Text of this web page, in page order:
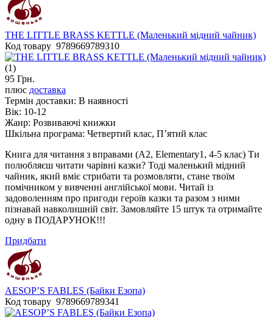
THE LITTLE BRASS KETTLE (Маленький мідний чайник)
Код товару 9789669789310
(1)
95 Грн.
плюс доставка
Термін доставки: В наявності
Вік: 10-12
Жанр: Розвиваючі книжки
Шкільна програма: Четвертий клас, П’ятий клас
Книга для читання з вправами (А2, Elementary1, 4-5 клас) Ти
полюбляєш читати чарівні казки? Тоді маленький мідний
чайник, який вміє стрибати та розмовляти, стане твоїм
помічником у вивченні англійської мови. Читай із
задоволенням про пригоди героїв казки та разом з ними
пізнавай навколишній світ. Замовляйте 15 штук та отримайте
одну в ПОДАРУНОК!!!
Придбати
AESOP’S FABLES (Байки Езопа)
Код товару 9789669789341